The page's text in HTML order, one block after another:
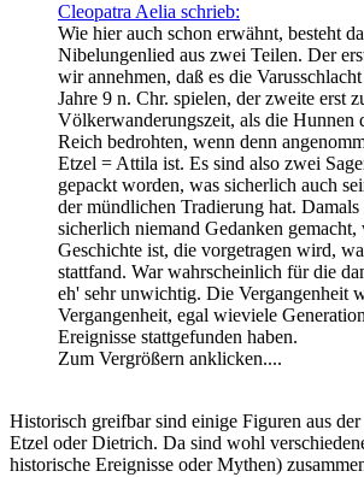
Cleopatra Aelia schrieb:
Wie hier auch schon erwähnt, besteht
Nibelungenlied aus zwei Teilen. Der
wir annehmen, daß es die
Jahre 9 n. Chr. spielen, der zweite erst
Völkerwanderungszeit, als die Hunnen
Reich bedrohten, wenn denn
Etzel = Attila ist. Es sind also zwei
gepackt worden, was sicherlich auch
der mündlichen Tradierung hat. Damals
sicherlich niemand Gedanken gemacht,
Geschichte ist, die vorgetragen wird,
stattfand. War wahrscheinlich für die
eh' sehr unwichtig. Die Vergangenheit
Vergangenheit, egal wieviele
Ereignisse stattgefunden haben.
Zum Vergrößern anklicken....
Historisch greifbar sind einige Figuren aus
Etzel oder Dietrich. Da sind wohl
historische Ereignisse oder Mythen)